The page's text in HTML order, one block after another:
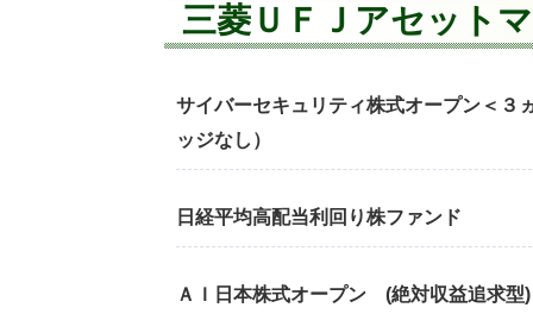
三菱ＵＦＪアセット
サイバーセキュリティ株式オープン＜３
ッジなし）
日経平均高配当利回り株ファンド
ＡＩ日本株式オープン (絶対収益追求型)